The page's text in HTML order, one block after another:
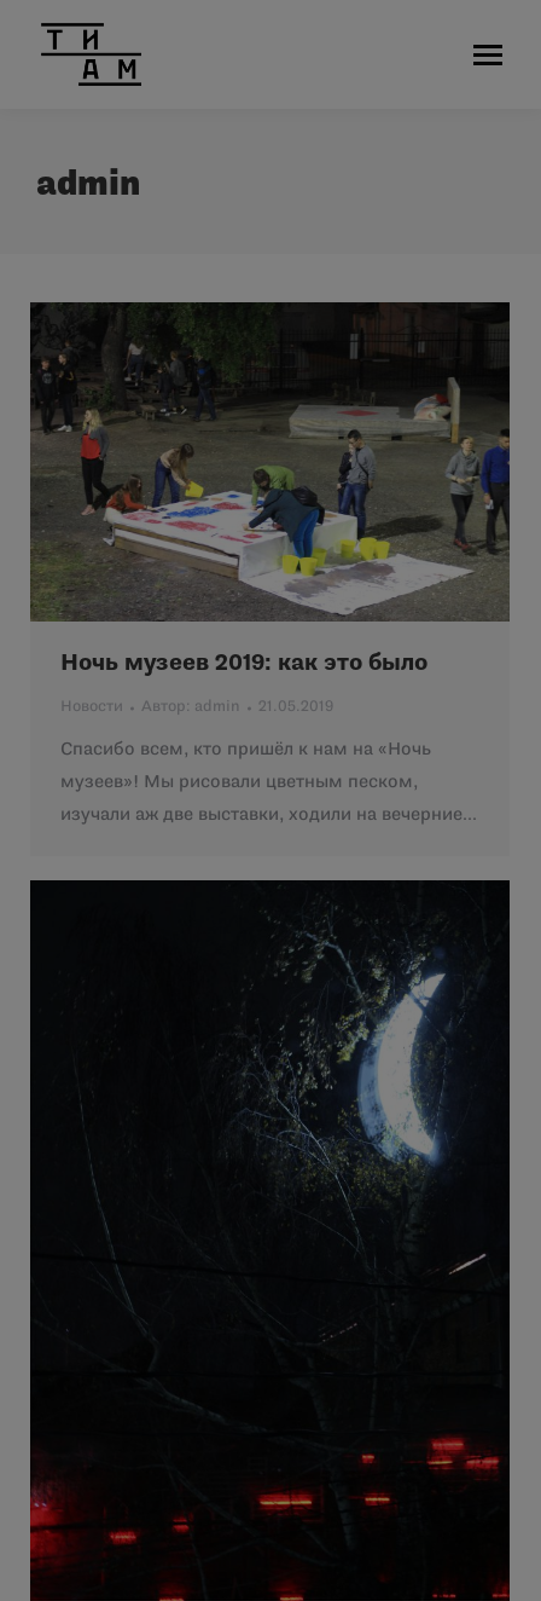
admin
Ночь музеев 2019: как это было
Новости Автор: admin 21.05.2019
Спасибо всем, кто пришёл к нам на «Ночь
музеев»! Мы рисовали цветным песком,
изучали аж две выставки, ходили на вечерние…